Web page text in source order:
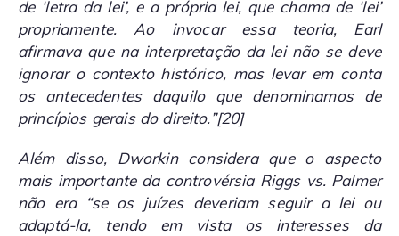
de ‘letra da lei’, e a própria lei, que chama de ‘lei’
propriamente. Ao invocar essa teoria, Earl
afirmava que na interpretação da lei não se deve
ignorar o contexto histórico, mas levar em conta
os antecedentes daquilo que denominamos de
princípios gerais do direito.”[20]
Além disso, Dworkin considera que o aspecto
mais importante da controvérsia Riggs vs. Palmer
não era “se os juízes deveriam seguir a lei ou
adaptá-la, tendo em vista os interesses da